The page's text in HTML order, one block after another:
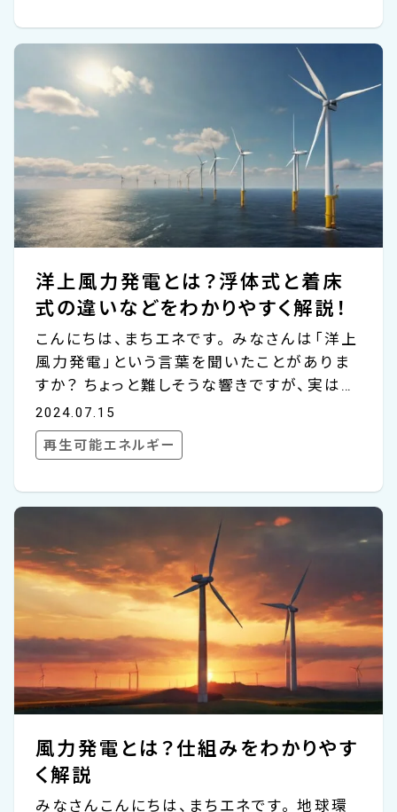
う新しい革命が起こっていることをご存知で
しょうか。 今回はこのペロブスカイト太陽電
池について分かりやすく解説しながら、メリッ
ト・デメリットをご紹介していきます。 太陽光
発電の普及には場所が足りない 太陽光発電
と聞くと、広大な土地に並ぶ大型の黒いパネ
ルや住宅の屋根に取り付け...
洋上風力発電とは？浮体式と着床
式の違いなどをわかりやすく解説！
こんにちは、まちエネです。 みなさんは「洋上
風力発電」という言葉を聞いたことがありま
すか？ ちょっと難しそうな響きですが、実はと
ても身近で、これからのエネルギーの未来を
担う技術なんです。 すごくシンプルに言うと、
風が強く吹く海の上に巨大な風車を設置して
う言葉をよく耳にしますが、洋上風力発電も
その一つ。海の上で発電することで、強い風を
利用して効率的に電力を作ることができるん
です。 陸上に風車を作る風力発電もある程度
普及していますが、建設できる場所が減って
きていることもあり、この洋上風力発電に注
目が集まっています。...
2024.07.15
再生可能エネルギー
風力発電とは？仕組みをわかりやす
く解説
みなさんこんにちは、まちエネです。 地球環